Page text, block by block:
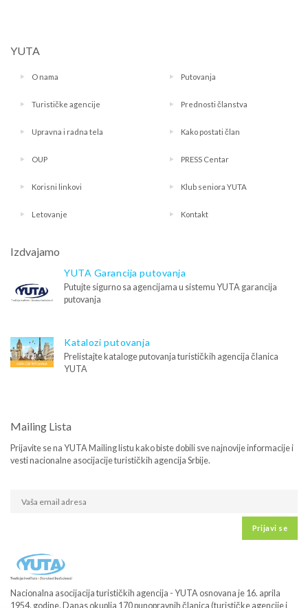
YUTA
O nama Putovanja
Turističke agencije Prednosti članstva
Upravna i radna tela Kako postati član
OUP PRESS Centar
Korisni linkovi Klub seniora YUTA
Letovanje Kontakt
Izdvajamo
YUTA Garancija putovanja
Putujte sigurno sa agencijama u sistemu YUTA garancija
putovanja
Katalozi putovanja
Prelistajte kataloge putovanja turističkih agencija članica
YUTA
Mailing Lista
Prijavite se na YUTA Mailing listu kako biste dobili sve najnovije informacije i
vesti nacionalne asocijacije turističkih agencija Srbije.
Prijavi se
Nacionalna asocijacija turističkih agencija - YUTA osnovana je 16. aprila
1954. godine. Danas okuplja 170 punopravnih članica (turističke agencije i